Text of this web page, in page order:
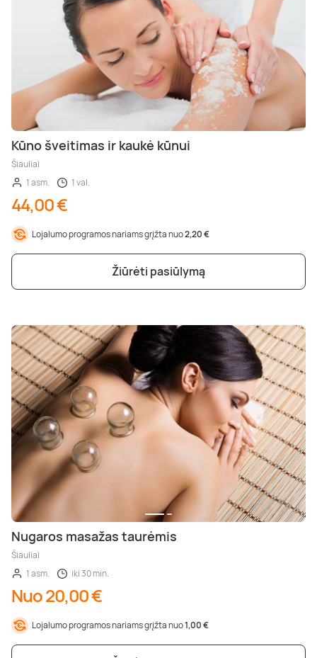
Kūno šveitimas ir kaukė kūnui
Šiauliai
1 asm.
1 val.
44,00 €
Lojalumo programos nariams grįžta nuo2,20 €
Žiūrėti pasiūlymą
Nugaros masažas taurėmis
Šiauliai
1 asm.
iki 30 min.
Nuo 20,00 €
Lojalumo programos nariams grįžta nuo1,00 €